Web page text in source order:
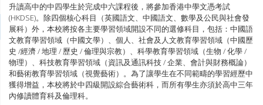
升讀高中的中四學生於完成中六課程後，將參加香港中學文憑考試
(HKDSE)。除四個核心科目（英國語文、中國語文、數學及公民與社會發
展科）外，本校將按各主要學習領域開設不同的選修科目，包括：中國語
文教育學習領域（中國文學）、個人、社會及人文教育學習領域（中國歷
史 /經濟 / 地理 / 歷史 / 倫理與宗教）、科學教育學習領域（生物 / 化學 /
物理）、科技教育學習領域（資訊及通訊科技 / 企業、會計與財務概論）
和藝術教育學習領域（視覺藝術）。為了讓學生在不同範疇的學習經歷中
獲得增益，本校將於中四級開設綜合藝術科，而所有學生亦須於高中三年
內修讀體育科及倫理科。